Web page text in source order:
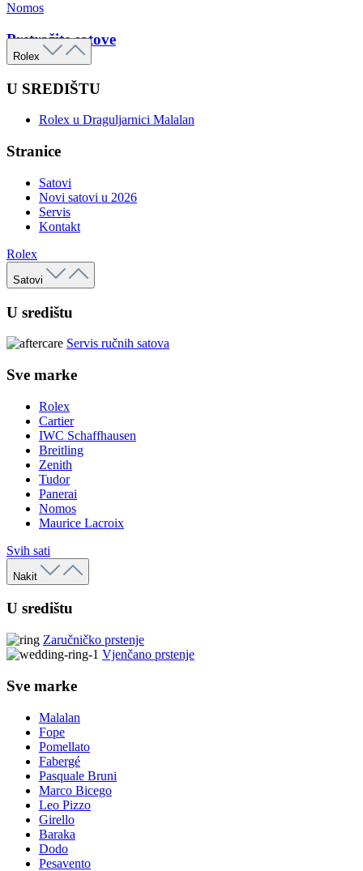
Nomos
Pretražite satove
Rolex
U SREDIŠTU
Rolex u Draguljarnici Malalan
Stranice
Satovi
Novi satovi u 2026
Servis
Kontakt
Rolex
Satovi
U središtu
Servis ručnih satova
Sve marke
Rolex
Cartier
IWC Schaffhausen
Breitling
Zenith
Tudor
Panerai
Nomos
Maurice Lacroix
Svih sati
Nakit
U središtu
Zaručničko prstenje
Vjenčano prstenje
Sve marke
Malalan
Fope
Pomellato
Fabergé
Pasquale Bruni
Marco Bicego
Leo Pizzo
Girello
Baraka
Dodo
Pesavento